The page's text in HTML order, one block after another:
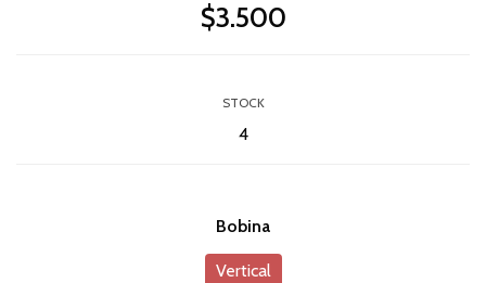
$3.500
STOCK
4
Bobina
Vertical